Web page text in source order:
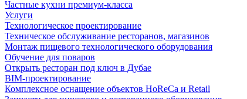
Частные кухни премиум-класса
Услуги
Технологическое проектирование
Техническое обслуживание ресторанов, магазинов
Монтаж пищевого технологического оборудования
Обучение для поваров
Открыть ресторан под ключ в Дубае
BIM-проектирование
Комплексное оснащение объектов HoReCa и Retail